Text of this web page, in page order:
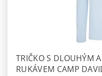
TRIČKO S DLOUHÝM
RUKÁVEM CAMP